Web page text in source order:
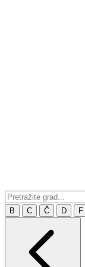
B C Č D F